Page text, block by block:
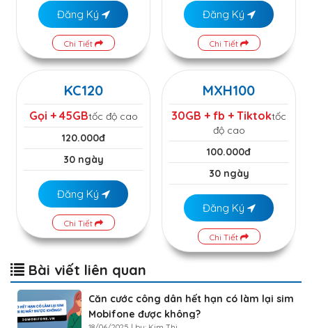
Đăng Ký
Chi Tiết
Đăng Ký
Chi Tiết
KC120
Gọi + 45GBtốc độ cao
120.000đ
30 ngày
Đăng Ký
Chi Tiết
MXH100
30GB + fb + Tiktoktốc
độ cao
100.000đ
30 ngày
Đăng Ký
Chi Tiết
Bài viết liên quan
Căn cước công dân hết hạn có làm lại sim
Mobifone được không?